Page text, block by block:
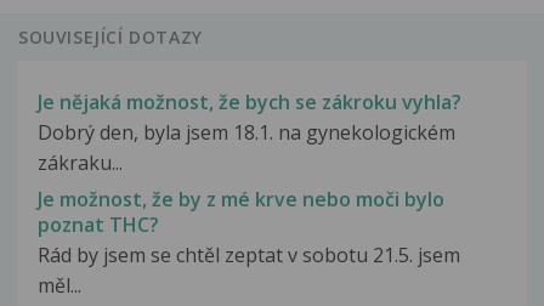
SOUVISEJÍCÍ DOTAZY
Je nějaká možnost, že bych se zákroku vyhla?
Dobrý den, byla jsem 18.1. na gynekologickém
zákraku...
Je možnost, že by z mé krve nebo moči bylo
poznat THC?
Rád by jsem se chtěl zeptat v sobotu 21.5. jsem
měl...